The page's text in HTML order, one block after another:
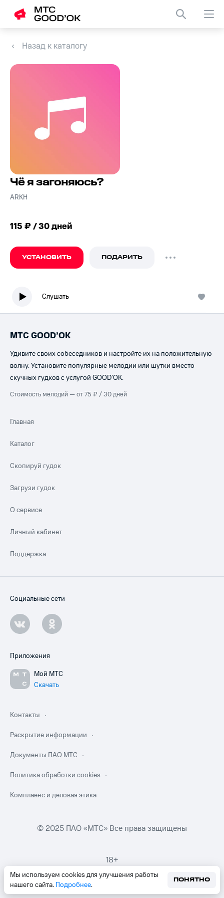
Назад к каталогу
Чё я загоняюсь?
ARKH
115 ₽ / 30 дней
УСТАНОВИТЬ ПОДАРИТЬ
Слушать
Мы используем cookies для улучшения работы
нашего сайта. Подробнее.
ПОНЯТНО
МТС GOOD’OK
Удивите своих собеседников и настройте их на положительную
волну. Установите популярные мелодии или шутки вместо
скучных гудков с услугой GOOD’OK.
Стоимость мелодий — от 75 ₽ / 30 дней
Главная
Каталог
Скопируй гудок
Загрузи гудок
О сервисе
Личный кабинет
Поддержка
Социальные сети
Приложения
Мой МТС
Скачать
Контакты
Раскрытие информации
Документы ПАО МТС
Политика обработки cookies
Комплаенс и деловая этика
© 2025 ПАО «МТС» Все права защищены
18+